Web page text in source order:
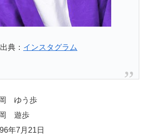
出典： インスタグラム
ゆう歩
遊歩
年7月21日